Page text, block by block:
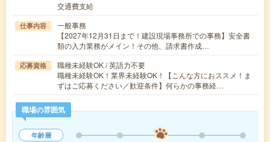
交通費支給
仕事内容
一般事務
【2027年12月31日まで！建設現場事務所での事務】安全書
類の入力業務がメイン！その他、請求書作成…
応募資格
職種未経験OK / 英語力不要
職種未経験OK！業界未経験OK！【こんな方におススメ！ま
ずはご応募ください／歓迎条件】何らかの事務経…
職場の雰囲気
年齢層